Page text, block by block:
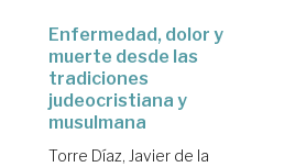
Enfermedad, dolor y
muerte desde las
tradiciones
judeocristiana y
musulmana
Torre Díaz, Javier de la